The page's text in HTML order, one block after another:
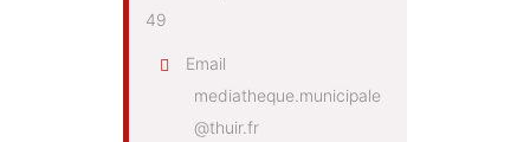
49
Email
mediatheque.municipale
@thuir.fr